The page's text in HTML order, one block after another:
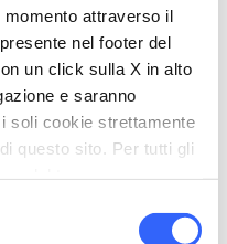
attraverso il
nel footer del
un click sulla X in alto
e saranno
soli cookie strettamente
questo sito. Per tutti gli
, ideato dalla
realizzazione a
del settore è
mentre il